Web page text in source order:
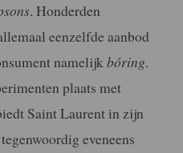
. Honderden
eenzelfde aanbod
namelijkbóring.
plaats met
Saint Laurent in zijn
eveneens